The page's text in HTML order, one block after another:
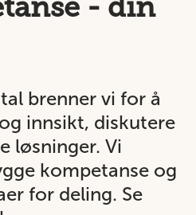
brenner vi for å
innsikt, diskutere
løsninger. Vi
kompetanse og
for deling. Se